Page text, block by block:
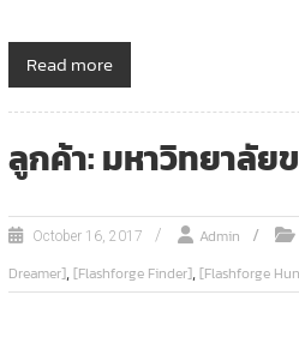
Read more
ลูกค้า: มหาวิทยาลัย
October 16, 2017 Admin
Dreamer],[Flashforge Finder],[Flashforge